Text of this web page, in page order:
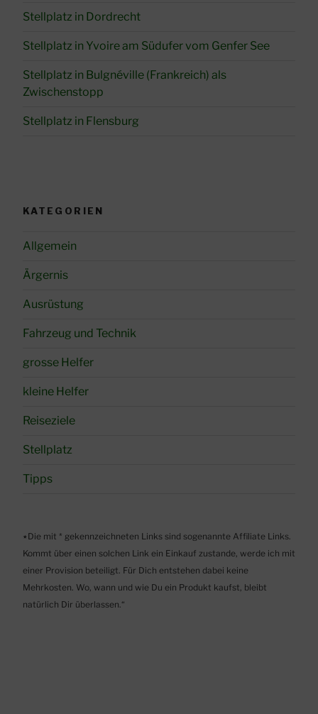
Stellplatz in Dordrecht
Stellplatz in Yvoire am Südufer vom Genfer See
Stellplatz in Bulgnéville (Frankreich) als
Zwischenstopp
Stellplatz in Flensburg
KATEGORIEN
Allgemein
Ärgernis
Ausrüstung
Fahrzeug und Technik
grosse Helfer
kleine Helfer
Reiseziele
Stellplatz
Tipps
٭Die mit * gekennzeichneten Links sind sogenannte Affiliate Links.
Kommt über einen solchen Link ein Einkauf zustande, werde ich mit
einer Provision beteiligt. Für Dich entstehen dabei keine
Mehrkosten. Wo, wann und wie Du ein Produkt kaufst, bleibt
natürlich Dir überlassen.“